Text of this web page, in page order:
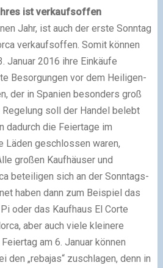
ist verkaufsoffen
Jahr, ist auch der erste Sonntag
verkaufsoffen. Somit können
Januar 2016 ihre Einkäufe
Besorgungen vor dem Heiligen-
der in Spanien besonders groß
soll der Handel belebt
dadurch die Feiertage im
Läden geschlossen waren,
großen Kaufhäuser und
beteiligen sich an der Sonntags-
haben dann zum Beispiel das
oder das Kaufhaus El Corte
aber auch viele kleinere
am 6. Januar können
den „rebajas“ zuschlagen, denn in